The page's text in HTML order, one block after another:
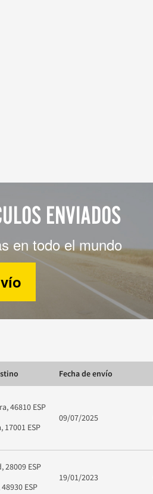
ENVIADOS
en todo el mundo
Fecha de envío
46810 ESP
17001 ESP
09/07/2025
28009 ESP
ESP
19/01/2023